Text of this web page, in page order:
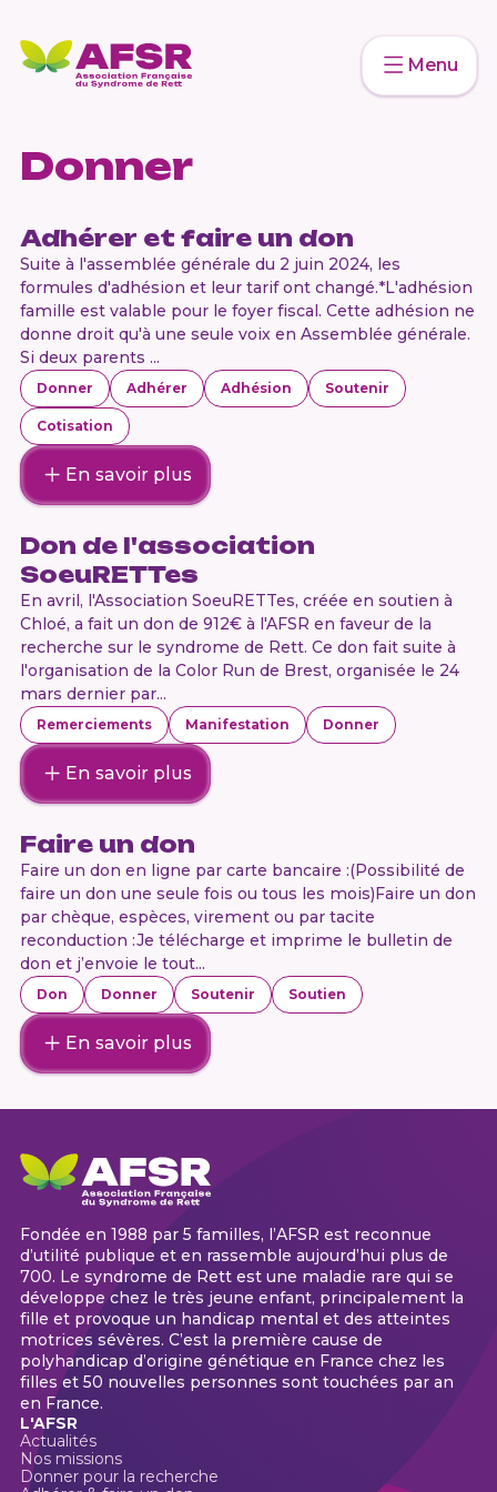
Menu
Donner
Adhérer et faire un don
Suite à l'assemblée générale du 2 juin 2024, les
formules d'adhésion et leur tarif ont changé.*L'adhésion
famille est valable pour le foyer fiscal. Cette adhésion ne
donne droit qu'à une seule voix en Assemblée générale.
Si deux parents ...
Donner Adhérer Adhésion Soutenir
Cotisation
En savoir plus
Don de l'association
SoeuRETTes
En avril, l'Association SoeuRETTes, créée en soutien à
Chloé, a fait un don de 912€ à l'AFSR en faveur de la
recherche sur le syndrome de Rett. Ce don fait suite à
l'organisation de la Color Run de Brest, organisée le 24
mars dernier par...
Remerciements Manifestation Donner
En savoir plus
Faire un don
Faire un don en ligne par carte bancaire :(Possibilité de
faire un don une seule fois ou tous les mois)Faire un don
par chèque, espèces, virement ou par tacite
reconduction :Je télécharge et imprime le bulletin de
don et j’envoie le tout...
Don Donner Soutenir Soutien
En savoir plus
Fondée en 1988 par 5 familles, l’AFSR est reconnue
d’utilité publique et en rassemble aujourd’hui plus de
700. Le syndrome de Rett est une maladie rare qui se
développe chez le très jeune enfant, principalement la
fille et provoque un handicap mental et des atteintes
motrices sévères. C’est la première cause de
polyhandicap d’origine génétique en France chez les
filles et 50 nouvelles personnes sont touchées par an
en France.
L'AFSR
Actualités
Nos missions
Donner pour la recherche